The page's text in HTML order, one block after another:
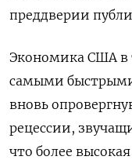
преддверии
Экономика США в
самыми
вновь
рецессии,
что более